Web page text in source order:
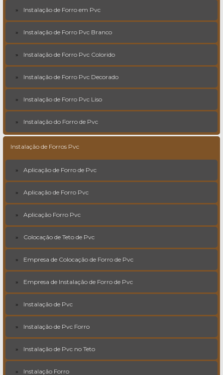
Instalação de Forro em Pvc
Instalação de Forro Pvc Branco
Instalação de Forro Pvc Colorido
Instalação de Forro Pvc Decorado
Instalação de Forro Pvc Liso
Instalação do Forro de Pvc
Instalação de Forros Pvc
Aplicação de Forro de Pvc
Aplicação de Forro Pvc
Aplicação Forro Pvc
Colocação de Teto de Pvc
Empresa de Colocação de Forro de Pvc
Empresa de Instalação de Forro de Pvc
Instalação de Pvc
Instalação de Pvc Forro
Instalação de Pvc no Teto
Instalação Forro